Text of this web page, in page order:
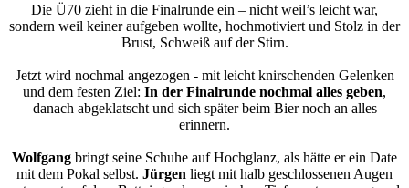
Die Ü70 zieht in die Finalrunde ein – nicht weil’s leicht war,
sondern weil keiner aufgeben wollte, hochmotiviert und Stolz in der
Brust, Schweiß auf der Stirn.
Jetzt wird nochmal angezogen - mit leicht knirschenden Gelenken
und dem festen Ziel: In der Finalrunde nochmal alles geben,
danach abgeklatscht und sich später beim Bier noch an alles
erinnern.
Wolfgang bringt seine Schuhe auf Hochglanz, als hätte er ein Date
mit dem Pokal selbst. Jürgen liegt mit halb geschlossenen Augen